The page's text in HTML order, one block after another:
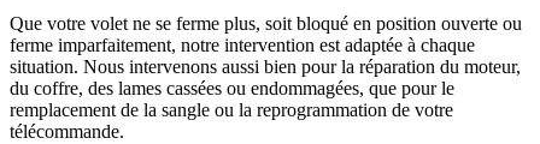
Que votre volet ne se ferme plus, soit bloqué en position ouverte ou
ferme imparfaitement, notre intervention est adaptée à chaque
situation. Nous intervenons aussi bien pour la réparation du moteur,
du coffre, des lames cassées ou endommagées, que pour le
remplacement de la sangle ou la reprogrammation de votre
télécommande.